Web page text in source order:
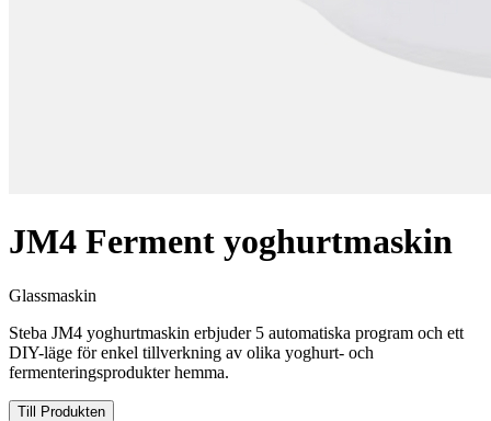
JM4 Ferment yoghurtmaskin
Glassmaskin
Steba JM4 yoghurtmaskin erbjuder 5 automatiska program och ett
DIY-läge för enkel tillverkning av olika yoghurt- och
fermenteringsprodukter hemma.
Till Produkten